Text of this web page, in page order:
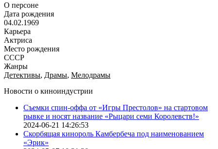
О персоне
Дата рождения
04.02.1969
Карьера
Актриса
Место рождения
СССР
Жанры
Детективы, Драмы, Мелодрамы
Новости о киноиндустрии
Съемки спин-оффа от «Игры Престолов» на стартовом
рывке и носят название «Рыцари семи Королевств!»
2024-06-21 14:26:53
Скорбящая кинороль Камбербеча под наименованием
«Эрик»